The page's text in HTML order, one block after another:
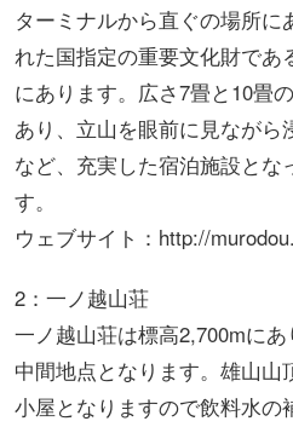
ターミナルから直ぐの場所に
れた国指定の重要文化財であ
にあります。広さ7畳と10畳
あり、立山を眼前に見ながら
など、充実した宿泊施設とな
す。
ウェブサイト：http://
2：一ノ越山荘
一ノ越山荘は標高2,700mに
中間地点となります。雄山山
小屋となりますので飲料水の